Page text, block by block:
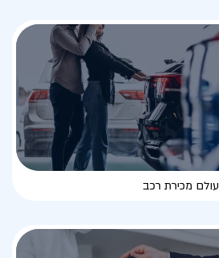
עולם מכירת רכב